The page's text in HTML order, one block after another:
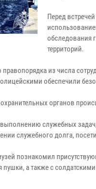
Перед
обследования
территорий.
из числа
обеспечили
органов
служебных
служебного долга,
познакомил
пушки, а также с